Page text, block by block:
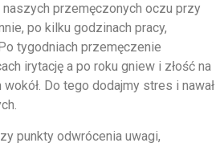
przemęczonych oczu przy
po kilku godzinach pracy,
tygodniach przemęczenie
irytację a po roku gniew i złość na
Do tego dodajmy stres i nawał
punkty odwrócenia uwagi,